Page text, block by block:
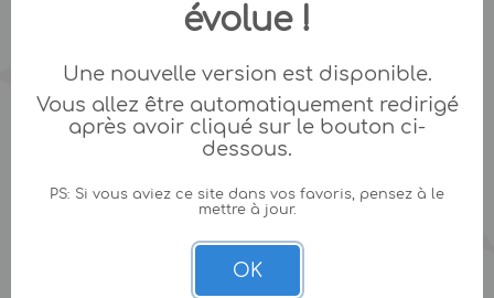
évolue !
Une nouvelle version est disponible.
Vous allez être automatiquement redirigé
après avoir cliqué sur le bouton ci-
dessous.
PS: Si vous aviez ce site dans vos favoris, pensez à le
mettre à jour.
OK